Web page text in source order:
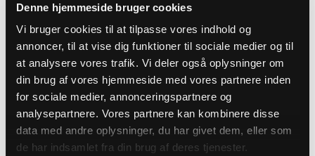
Denne hjemmeside bruger cookies
Vi bruger cookies til at tilpasse vores indhold og
annoncer, til at vise dig funktioner til sociale medier og til
at analysere vores trafik. Vi deler også oplysninger om
din brug af vores hjemmeside med vores partnere inden
for sociale medier, annonceringspartnere og
analysepartnere. Vores partnere kan kombinere disse
data med andre oplysninger, du har givet dem, eller som
de har indsamlet fra din brug af deres tjenester.
taget yderst alvorligt og vil blive behandlet
med største diskretion.
Kontakt din nærmeste leder og din
arbejdsmiljørepræsentant. De har begge pligt
til at tage din henvendelse alvorligt og til at
agere på din henvendelse.
Hvis det ikke er muligt, så kontakt